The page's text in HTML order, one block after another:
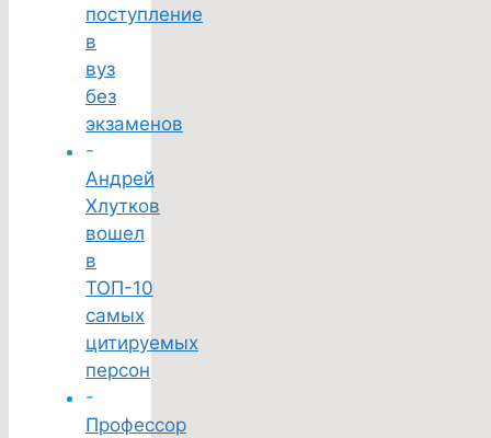
поступление
в
вуз
без
экзаменов
-
Андрей
Хлутков
вошел
в
ТОП-10
самых
цитируемых
персон
-
Профессор